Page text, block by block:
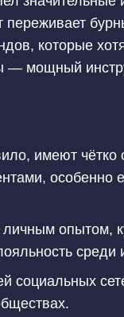
переживает
которые
— мощный
имеют
особенно
опытом,
среди
социальных